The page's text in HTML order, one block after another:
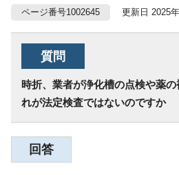
ページ番号1002645 更新日 2025年
質問
時折、業者が浄化槽の点検や薬
れが法定検査ではないのですか
回答